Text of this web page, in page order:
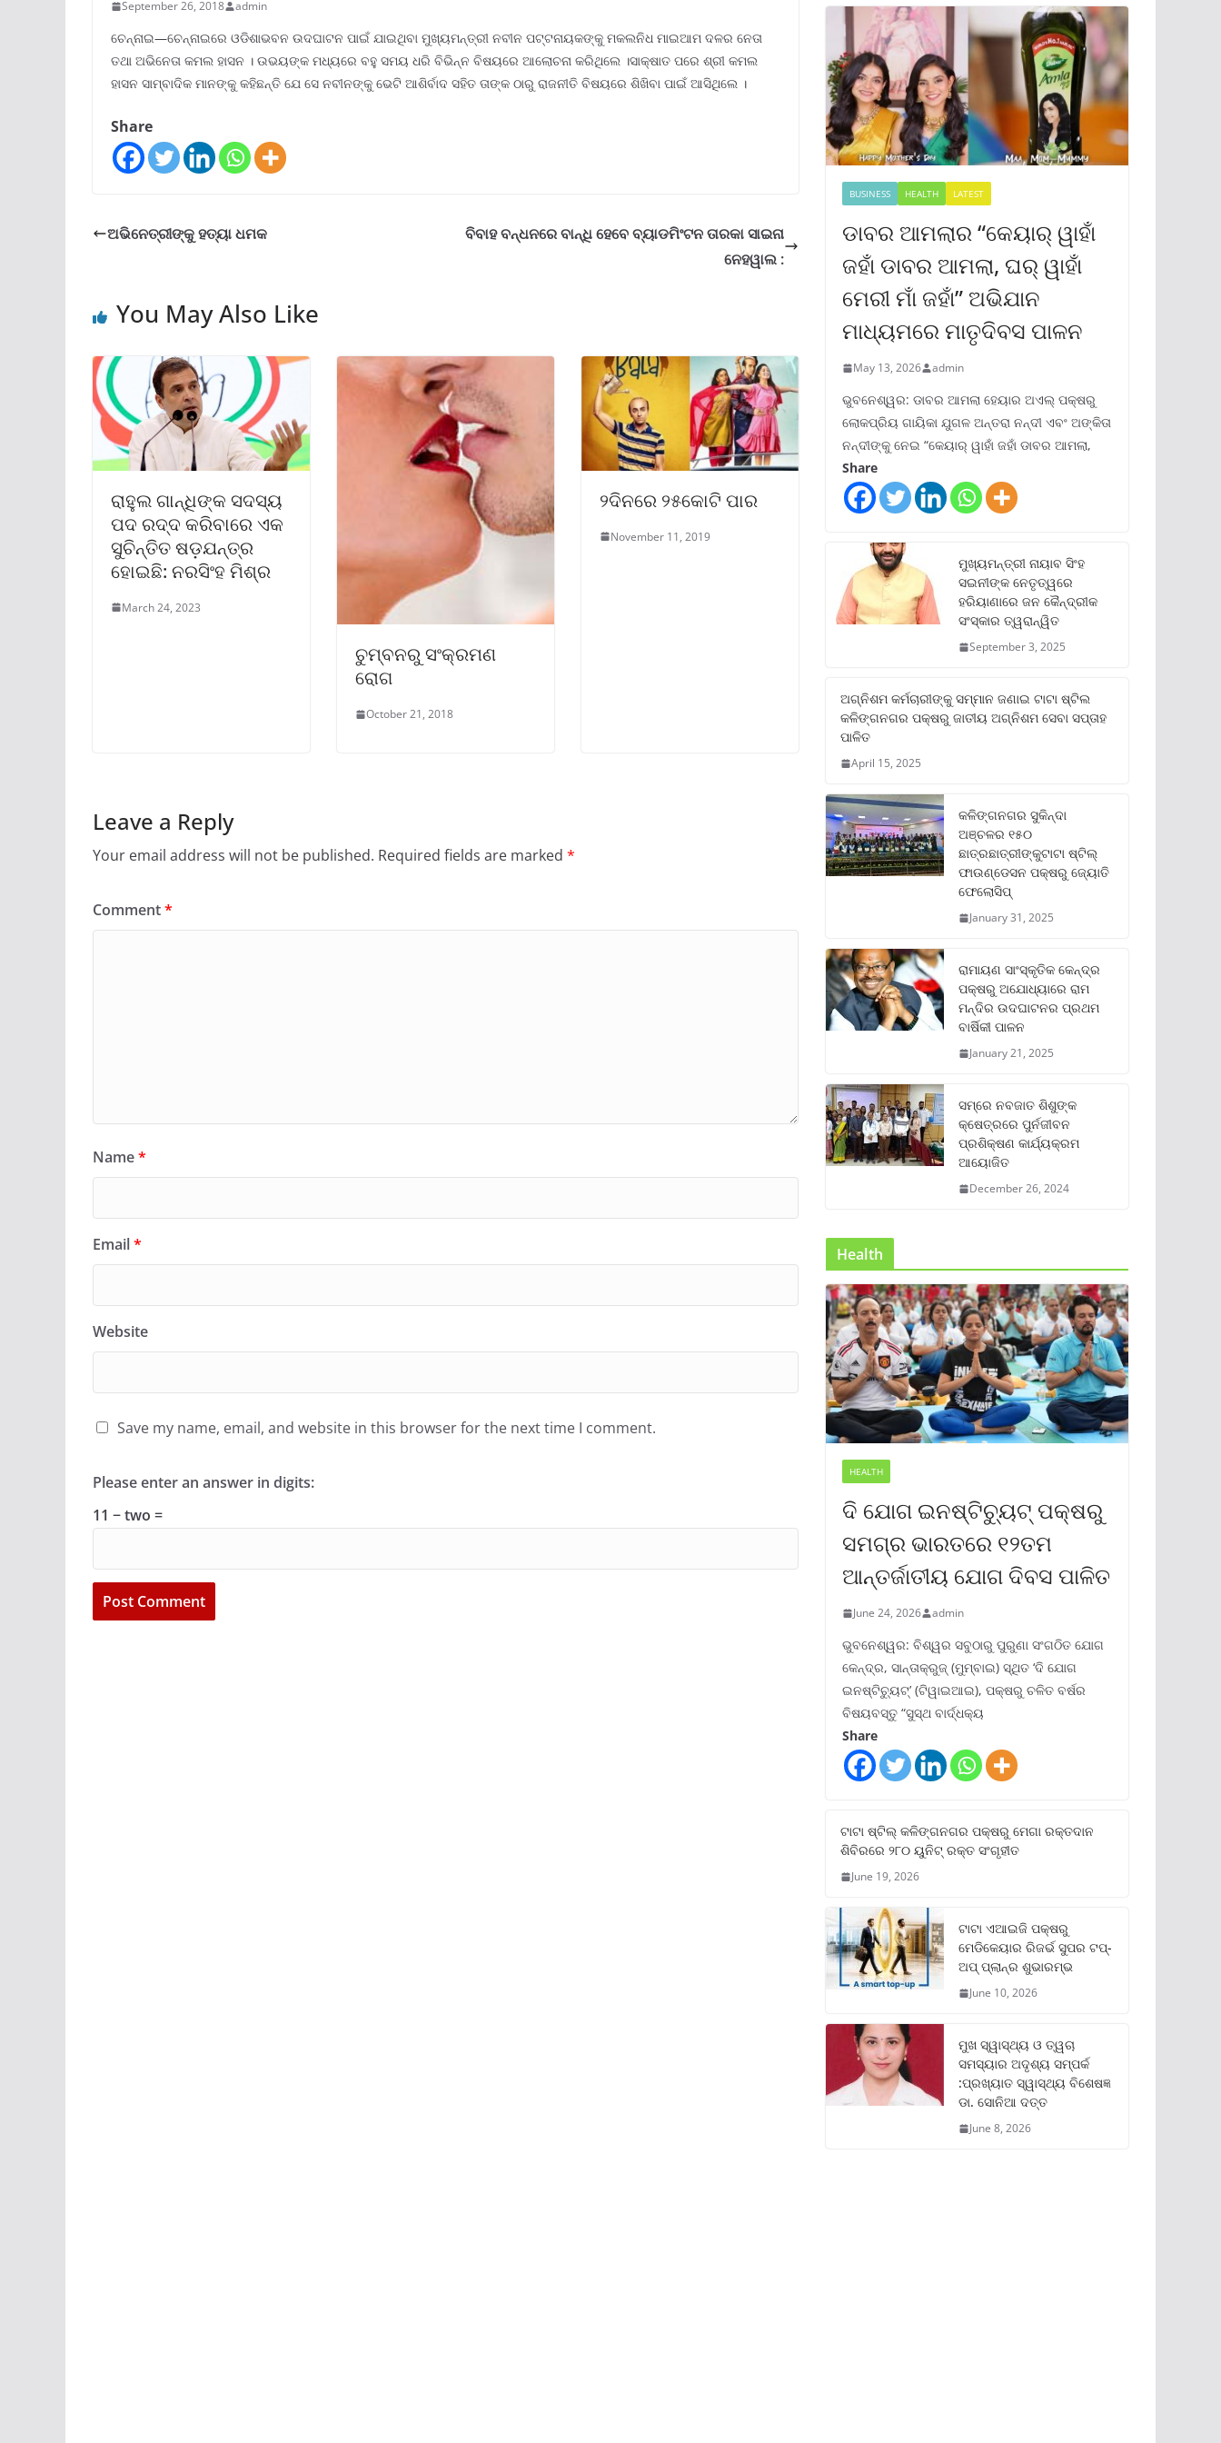
September 26, 2018 admin
ଚେନ୍ନାଇ—ଚେନ୍ନାଇରେ ଓଡିଶାଭବନ ଉଦଘାଟନ ପାଇଁ ଯାଇଥିବା ମୁଖ୍ୟମନ୍ତ୍ରୀ ନବୀନ ପଟ୍ଟନାୟକଙ୍କୁ ମକଲନିଧ ମାଇଆମ ଦଳର ନେତା
ତଥା ଅଭିନେତା କମଲ ହାସନ । ଉଭୟଙ୍କ ମଧ୍ୟରେ ବହୁ ସମୟ ଧରି ବିଭିନ୍ନ ବିଷୟରେ ଆଲୋଚନା କରିଥିଲେ ।ସାକ୍ଷାତ ପରେ ଶ୍ରୀ କମଲ
ହାସନ ସାମ୍ବାଦିକ ମାନଙ୍କୁ କହିଛନ୍ତି ଯେ ସେ ନବୀନଙ୍କୁ ଭେଟି ଆଶିର୍ବାଦ ସହିତ ତାଙ୍କ ଠାରୁ ରାଜନୀତି ବିଷୟରେ ଶିଖିବା ପାଇଁ ଆସିଥିଲେ ।
Share
ଅଭିନେତ୍ରୀଙ୍କୁ ହତ୍ୟା ଧମକ
ବିବାହ ବନ୍ଧନରେ ବାନ୍ଧି ହେବେ ବ୍ୟାଡମିଂଟନ ତାରକା ସାଇନା
ନେହୱାଲ :
You May Also Like
ରାହୁଲ ଗାନ୍ଧିଙ୍କ ସଦସ୍ୟ
ପଦ ରଦ୍ଦ କରିବାରେ ଏକ
ସୁଚିନ୍ତିତ ଷଡ଼ଯନ୍ତ୍ର
ହୋଇଛି: ନରସିଂହ ମିଶ୍ର
March 24, 2023
ଚୁମ୍ବନରୁ ସଂକ୍ରମଣ
ରୋଗ
October 21, 2018
୨ଦିନରେ ୨୫କୋଟି ପାର
November 11, 2019
Leave a Reply
Your email address will not be published. Required fields are marked *
Comment*
Name*
Email*
Website
Save my name, email, and website in this browser for the next time I comment.
Please enter an answer in digits:
11 − two =
BUSINESS HEALTH LATEST
ଡାବର ଆମଲାର “କେୟାର୍ ୱାହାଁ
ଜହାଁ ଡାବର ଆମଲା, ଘର୍ ୱାହାଁ
ମେରୀ ମାଁ ଜହାଁ” ଅଭିଯାନ
ମାଧ୍ୟମରେ ମାତୃଦିବସ ପାଳନ
May 13, 2026 admin
ଭୁବନେଶ୍ୱର: ଡାବର ଆମଲା ହେୟାର ଅଏଲ୍ ପକ୍ଷରୁ
ଲୋକପ୍ରିୟ ଗାୟିକା ଯୁଗଳ ଅନ୍ତରା ନନ୍ଦୀ ଏବଂ ଅଙ୍କିତା
ନନ୍ଦୀଙ୍କୁ ନେଇ “କେୟାର୍ ୱାହାଁ ଜହାଁ ଡାବର ଆମଲା,
Share
ମୁଖ୍ୟମନ୍ତ୍ରୀ ନାୟାବ ସିଂହ
ସଇନୀଙ୍କ ନେତୃତ୍ୱରେ
ହରିୟାଣାରେ ଜନ କୈନ୍ଦ୍ରୀକ
ସଂସ୍କାର ତ୍ୱରାନ୍ୱିତ
September 3, 2025
ଅଗ୍ନିଶମ କର୍ମଚାରୀଙ୍କୁ ସମ୍ମାନ ଜଣାଇ ଟାଟା ଷ୍ଟିଲ
କଳିଙ୍ଗନଗର ପକ୍ଷରୁ ଜାତୀୟ ଅଗ୍ନିଶମ ସେବା ସପ୍ତାହ
ପାଳିତ
April 15, 2025
କଳିଙ୍ଗନଗର ସୁକିନ୍ଦା
ଅଞ୍ଚଳର ୧୫୦
ଛାତ୍ରଛାତ୍ରୀଙ୍କୁଟାଟା ଷ୍ଟିଲ୍
ଫାଉଣ୍ଡେସନ ପକ୍ଷରୁ ଜ୍ୟୋତି
ଫେଲୋସିପ୍‌
January 31, 2025
ରାମାୟଣ ସାଂସ୍କୃତିକ କେନ୍ଦ୍ର
ପକ୍ଷରୁ ଅଯୋଧ୍ୟାରେ ରାମ
ମନ୍ଦିର ଉଦଘାଟନର ପ୍ରଥମ
ବାର୍ଷିକୀ ପାଳନ
January 21, 2025
ସମ୍‌ରେ ନବଜାତ ଶିଶୁଙ୍କ
କ୍ଷେତ୍ରରେ ପୁର୍ନଜୀବନ
ପ୍ରଶିକ୍ଷଣ କାର୍ଯ୍ୟକ୍ରମ
ଆୟୋଜିତ
December 26, 2024
Health
HEALTH
ଦି ଯୋଗ ଇନଷ୍ଟିଚ୍ୟୁଟ୍ ପକ୍ଷରୁ
ସମଗ୍ର ଭାରତରେ ୧୨ତମ
ଆନ୍ତର୍ଜାତୀୟ ଯୋଗ ଦିବସ ପାଳିତ
June 24, 2026 admin
ଭୁବନେଶ୍ୱର: ବିଶ୍ୱର ସବୁଠାରୁ ପୁରୁଣା ସଂଗଠିତ ଯୋଗ
କେନ୍ଦ୍ର, ସାନ୍ତାକ୍ରୁଜ୍ (ମୁମ୍ବାଇ) ସ୍ଥିତ ‘ଦି ଯୋଗ
ଇନଷ୍ଟିଚ୍ୟୁଟ୍‌’ (ଟିୱାଇଆଇ), ପକ୍ଷରୁ ଚଳିତ ବର୍ଷର
ବିଷୟବସ୍ତୁ “ସୁସ୍ଥ ବାର୍ଦ୍ଧକ୍ୟ
Share
ଟାଟା ଷ୍ଟିଲ୍‌ କଳିଙ୍ଗନଗର ପକ୍ଷରୁ ମେଗା ରକ୍ତଦାନ
ଶିବିରରେ ୨୮୦ ୟୁନିଟ୍‌ ରକ୍ତ ସଂଗୃହୀତ
June 19, 2026
ଟାଟା ଏଆଇଜି ପକ୍ଷରୁ
ମେଡିକେୟାର ରିଜର୍ଭ ସୁପର ଟପ୍‌-
ଅପ୍ ପ୍ଲାନ୍‌ର ଶୁଭାରମ୍ଭ
June 10, 2026
ମୁଖ ସ୍ୱାସ୍ଥ୍ୟ ଓ ତ୍ୱଚା
ସମସ୍ୟାର ଅଦୃଶ୍ୟ ସମ୍ପର୍କ
:ପ୍ରଖ୍ୟାତ ସ୍ୱାସ୍ଥ୍ୟ ବିଶେଷଜ୍ଞ
ଡା. ସୋନିଆ ଦତ୍ତ
June 8, 2026